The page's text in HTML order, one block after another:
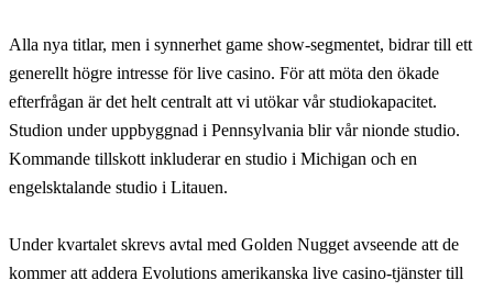
Alla nya titlar, men i synnerhet game show-segmentet, bidrar till ett
generellt högre intresse för live casino. För att möta den ökade
efterfrågan är det helt centralt att vi utökar vår studiokapacitet.
Studion under uppbyggnad i Pennsylvania blir vår nionde studio.
Kommande tillskott inkluderar en studio i Michigan och en
engelsktalande studio i Litauen.
Under kvartalet skrevs avtal med Golden Nugget avseende att de
kommer att addera Evolutions amerikanska live casino-tjänster till